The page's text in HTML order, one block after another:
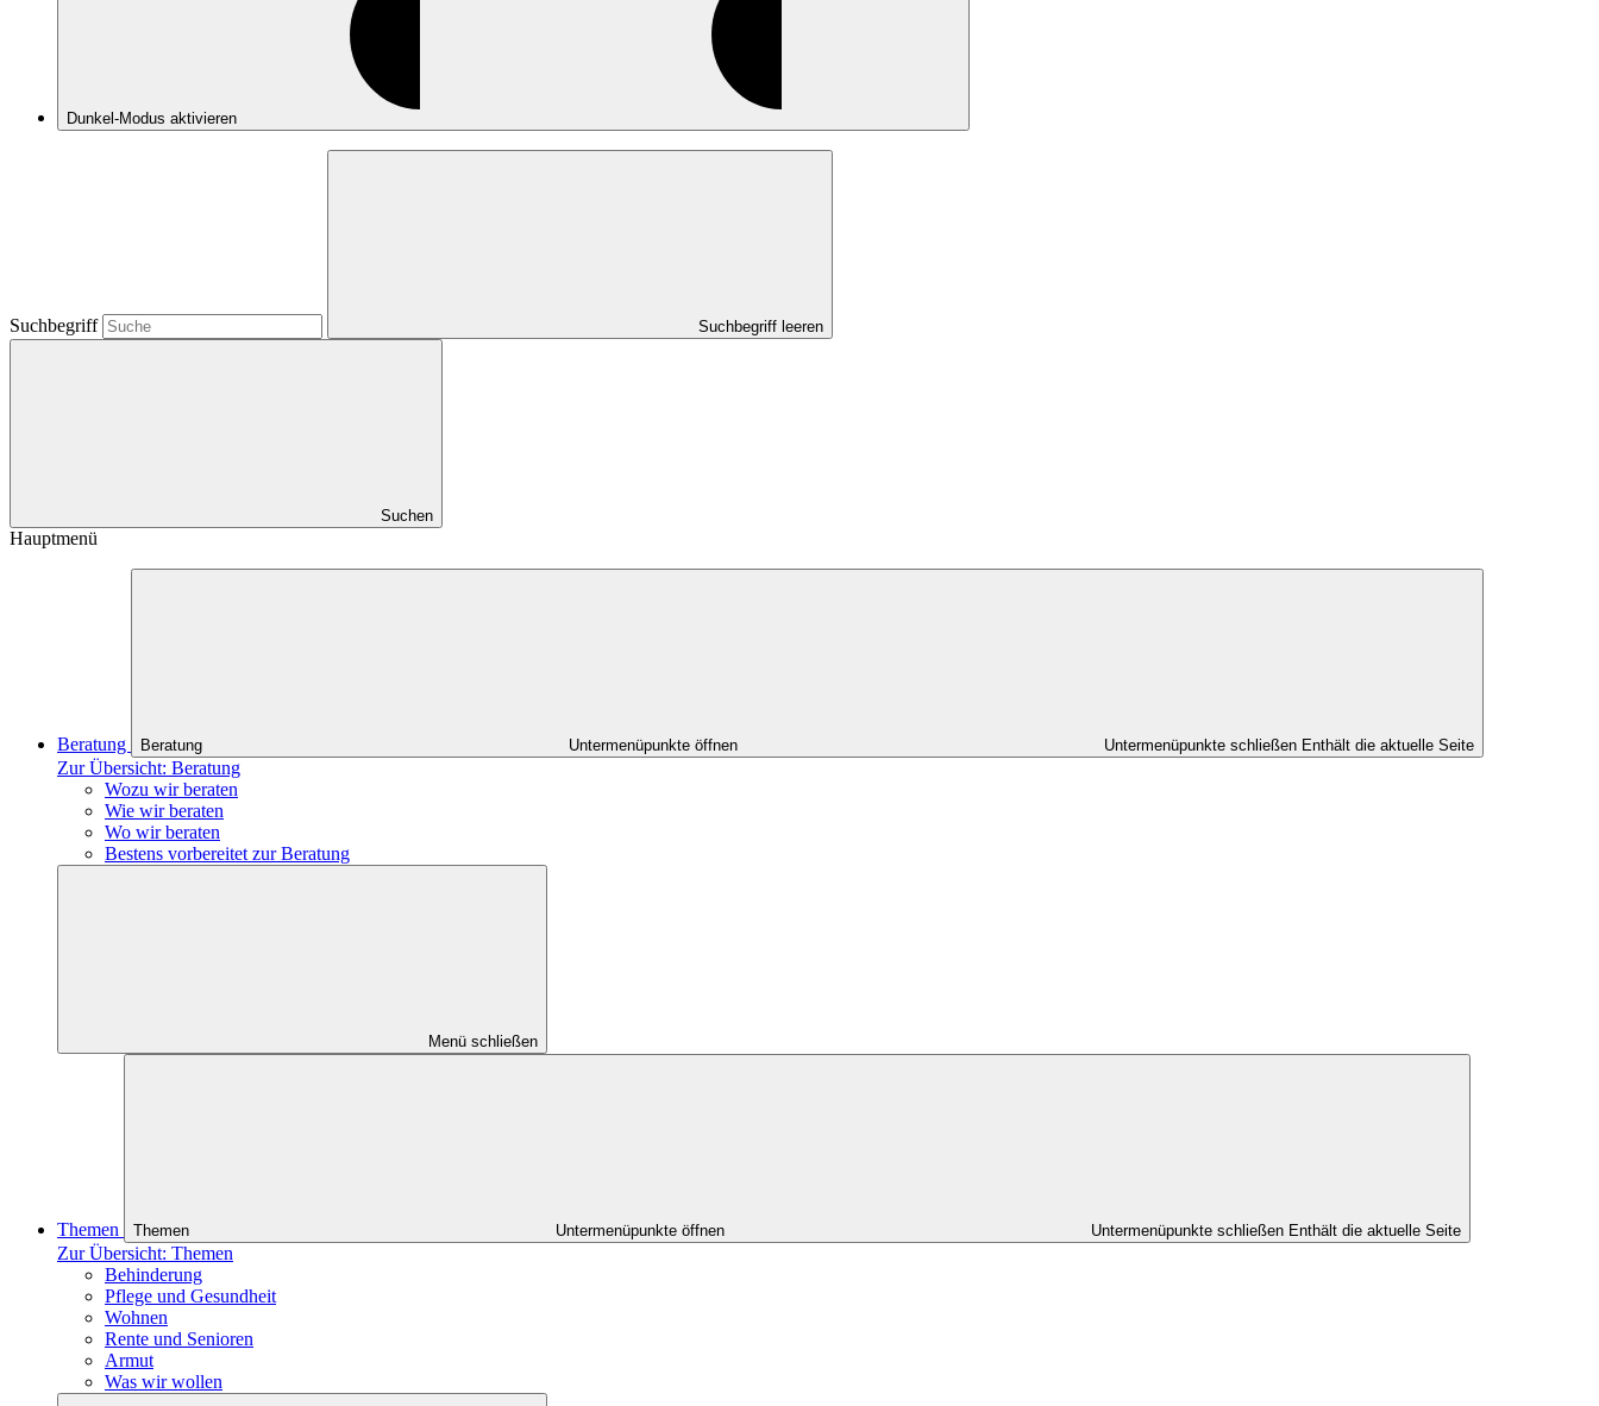
Dunkel-Modus aktivieren
Suchbegriff Suchbegriff leeren
Suchen
Hauptmenü
Beratung Beratung Untermenüpunkte öffnen Untermenüpunkte schließen Enthält die aktuelle Seite
Zur Übersicht: Beratung
Wozu wir beraten
Wie wir beraten
Wo wir beraten
Bestens vorbereitet zur Beratung
Menü schließen
Themen Themen Untermenüpunkte öffnen Untermenüpunkte schließen Enthält die aktuelle Seite
Zur Übersicht: Themen
Behinderung
Pflege und Gesundheit
Wohnen
Rente und Senioren
Armut
Was wir wollen